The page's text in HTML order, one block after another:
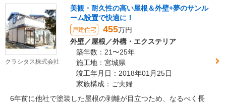
体も経年劣化により傷んでいましたが、レールの歪みから開
閉しずらくなっていたため、レール部分のコンクリートの解
体が必要となり、玄関内に汚れが入らないよう養生に配慮し
ました。施工後は、玄関が新しくなると雰囲気が良くなりや
ってよかったとお客様より嬉しいお言葉を頂けました。
クラシタス株式会社
美観・耐久性の高い屋根＆外壁+夢のサンル
ーム設置で快適に！
戸建住宅 455万円
外壁／屋根／外構・エクステリア
築年数：21〜25年
施工地：宮城県
竣工年月日：2018年01月25日
家族構成：ご夫婦
6年前に他社で塗装した屋根の剥離が目立つため、なるべく長